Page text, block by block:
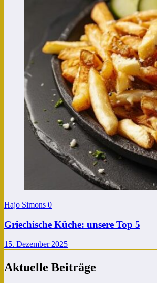
Hajo Simons 0
Griechische Küche: unsere Top 5
15. Dezember 2025
Aktuelle Beiträge